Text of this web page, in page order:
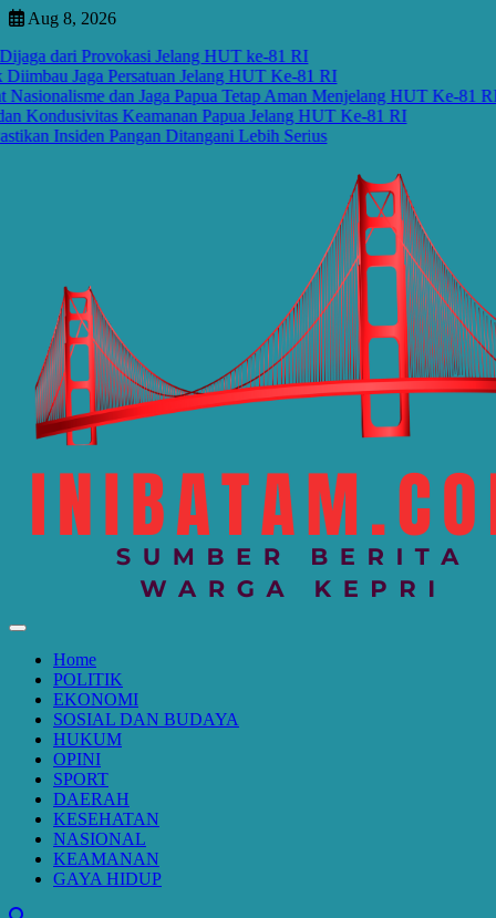
Skip
content
Aug 8, 2026
Provokasi Jelang HUT ke-81 RI
Jaga Persatuan Jelang HUT Ke-81 RI
dan Jaga Papua Tetap Aman Menjelang HUT Ke-81 RI
Keamanan Papua Jelang HUT Ke-81 RI
Pangan Ditangani Lebih Serius
Home
POLITIK
EKONOMI
SOSIAL DAN BUDAYA
HUKUM
OPINI
SPORT
DAERAH
KESEHATAN
NASIONAL
KEAMANAN
GAYA HIDUP